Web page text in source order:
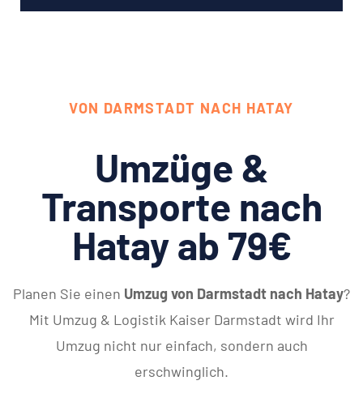
VON DARMSTADT NACH HATAY
Umzüge &
Transporte nach
Hatay ab 79€
Planen Sie einen Umzug von Darmstadt nach Hatay?
Mit Umzug & Logistik Kaiser Darmstadt wird Ihr
Umzug nicht nur einfach, sondern auch
erschwinglich.